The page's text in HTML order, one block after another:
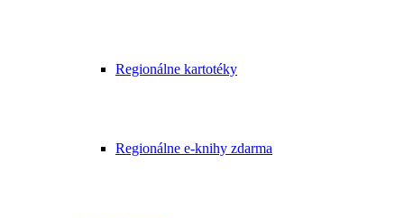
Regionálne kartotéky
Regionálne e-knihy zdarma